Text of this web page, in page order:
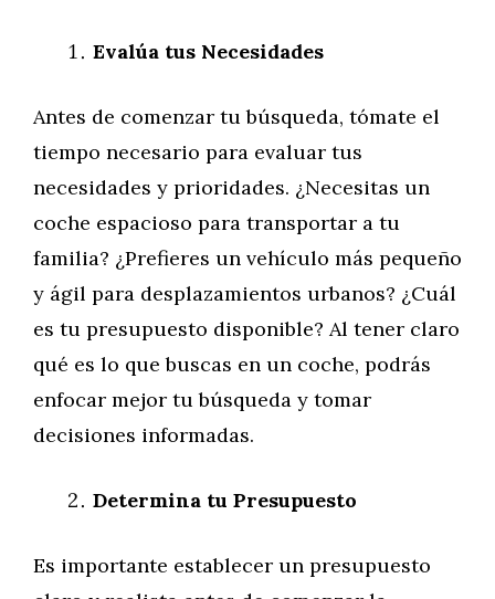
Evalúa tus Necesidades
Antes de comenzar tu búsqueda, tómate el
tiempo necesario para evaluar tus
necesidades y prioridades. ¿Necesitas un
coche espacioso para transportar a tu
familia? ¿Prefieres un vehículo más pequeño
y ágil para desplazamientos urbanos? ¿Cuál
es tu presupuesto disponible? Al tener claro
qué es lo que buscas en un coche, podrás
enfocar mejor tu búsqueda y tomar
decisiones informadas.
Determina tu Presupuesto
Es importante establecer un presupuesto